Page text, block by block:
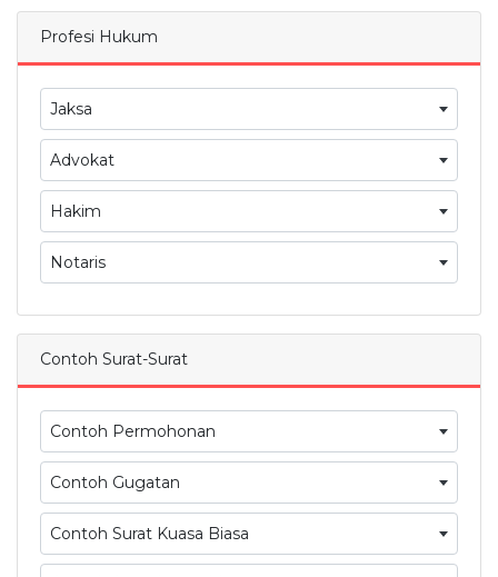
Profesi Hukum
Jaksa
Advokat
Hakim
Notaris
Contoh Surat-Surat
Contoh Permohonan
Contoh Gugatan
Contoh Surat Kuasa Biasa